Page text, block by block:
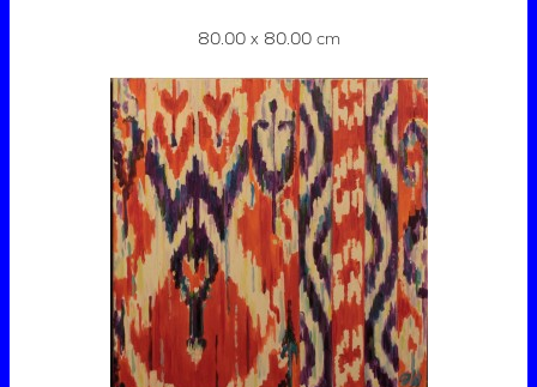
80.00 x 80.00 cm